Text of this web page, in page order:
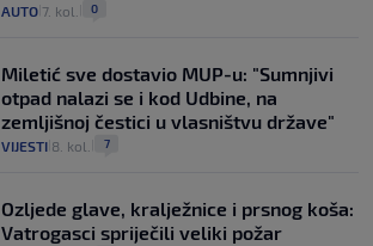
AUTO 7. kol. 0
Miletić sve dostavio MUP-u: "Sumnjivi
otpad nalazi se i kod Udbine, na
zemljišnoj čestici u vlasništvu države"
VIJESTI 8. kol. 7
Ozljede glave, kralježnice i prsnog koša:
Vatrogasci spriječili veliki požar